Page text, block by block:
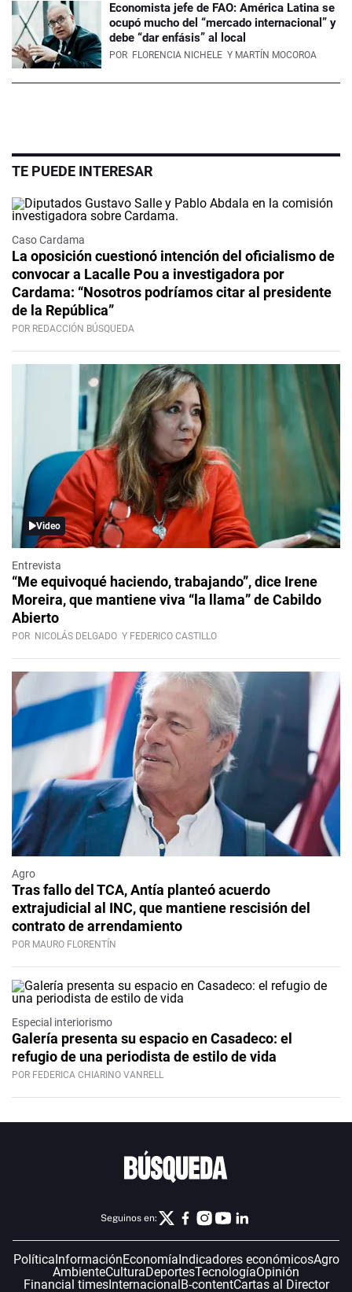
Economista jefe de FAO: América Latina se
ocupó mucho del “mercado internacional” y
debe “dar enfásis” al local
POR FLORENCIA NICHELE Y MARTÍN MOCOROA
TE PUEDE INTERESAR
Caso Cardama
La oposición cuestionó intención del oficialismo de
convocar a Lacalle Pou a investigadora por
Cardama: “Nosotros podríamos citar al presidente
de la República”
POR REDACCIÓN BÚSQUEDA
Video
Entrevista
“Me equivoqué haciendo, trabajando”, dice Irene
Moreira, que mantiene viva “la llama” de Cabildo
Abierto
POR NICOLÁS DELGADO Y FEDERICO CASTILLO
Agro
Tras fallo del TCA, Antía planteó acuerdo
extrajudicial al INC, que mantiene rescisión del
contrato de arrendamiento
POR MAURO FLORENTÍN
Especial interiorismo
Galería presenta su espacio en Casadeco: el
refugio de una periodista de estilo de vida
POR FEDERICA CHIARINO VANRELL
Seguinos en:
PolíticaInformaciónEconomíaIndicadores económicosAgro
AmbienteCulturaDeportesTecnologíaOpinión
Financial timesInternacionalB-contentCartas al Director